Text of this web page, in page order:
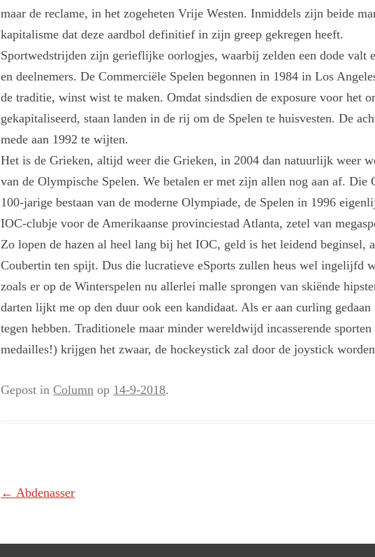
maar de reclame, in het zogeheten Vrije Westen. Inmiddels zijn beide
kapitalisme dat deze aardbol definitief in zijn greep gekregen heeft.
Sportwedstrijden zijn gerieflijke oorlogjes, waarbij zelden een dode
en deelnemers. De Commerciële Spelen begonnen in 1984 in Los
de traditie, winst wist te maken. Omdat sindsdien de exposure voor het
gekapitaliseerd, staan landen in de rij om de Spelen te huisvesten. De
mede aan 1992 te wijten.
Het is de Grieken, altijd weer die Grieken, in 2004 dan natuurlijk weer
van de Olympische Spelen. We betalen er met zijn allen nog aan af. Die
100-jarige bestaan van de moderne Olympiade, de Spelen in 1996
IOC-clubje voor de Amerikaanse provinciestad Atlanta, zetel van
Zo lopen de hazen al heel lang bij het IOC, geld is het leidend beginsel,
Coubertin ten spijt. Dus die lucratieve eSports zullen heus wel ingelijfd
zoals er op de Winterspelen nu allerlei malle sprongen van skiënde
darten lijkt me op den duur ook een kandidaat. Als er aan curling
tegen hebben. Traditionele maar minder wereldwijd incasserende
medailles!) krijgen het zwaar, de hockeystick zal door de joystick
Gepost inColumn op 14-9-2018.
Berichtnavigatie
← Abdenasser